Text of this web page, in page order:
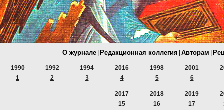
О журнале Редакционная коллегия Авторам
1990
1
1992
2
1994
3
2016
4
1998
5
2001
6
2017
15
2018
16
2019
17